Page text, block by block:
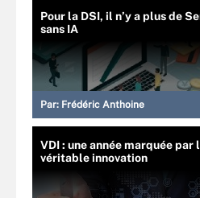
Pour la DSI, il n’y a plus de
sans IA
Par: Frédéric Anthoine
VDI : une année marquée
véritable innovation